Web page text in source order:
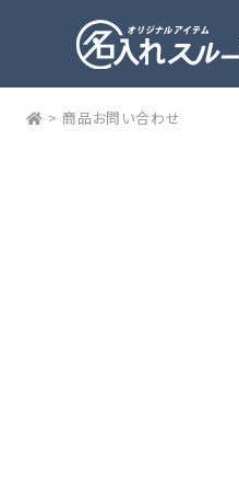
> 商品お問い合わせ